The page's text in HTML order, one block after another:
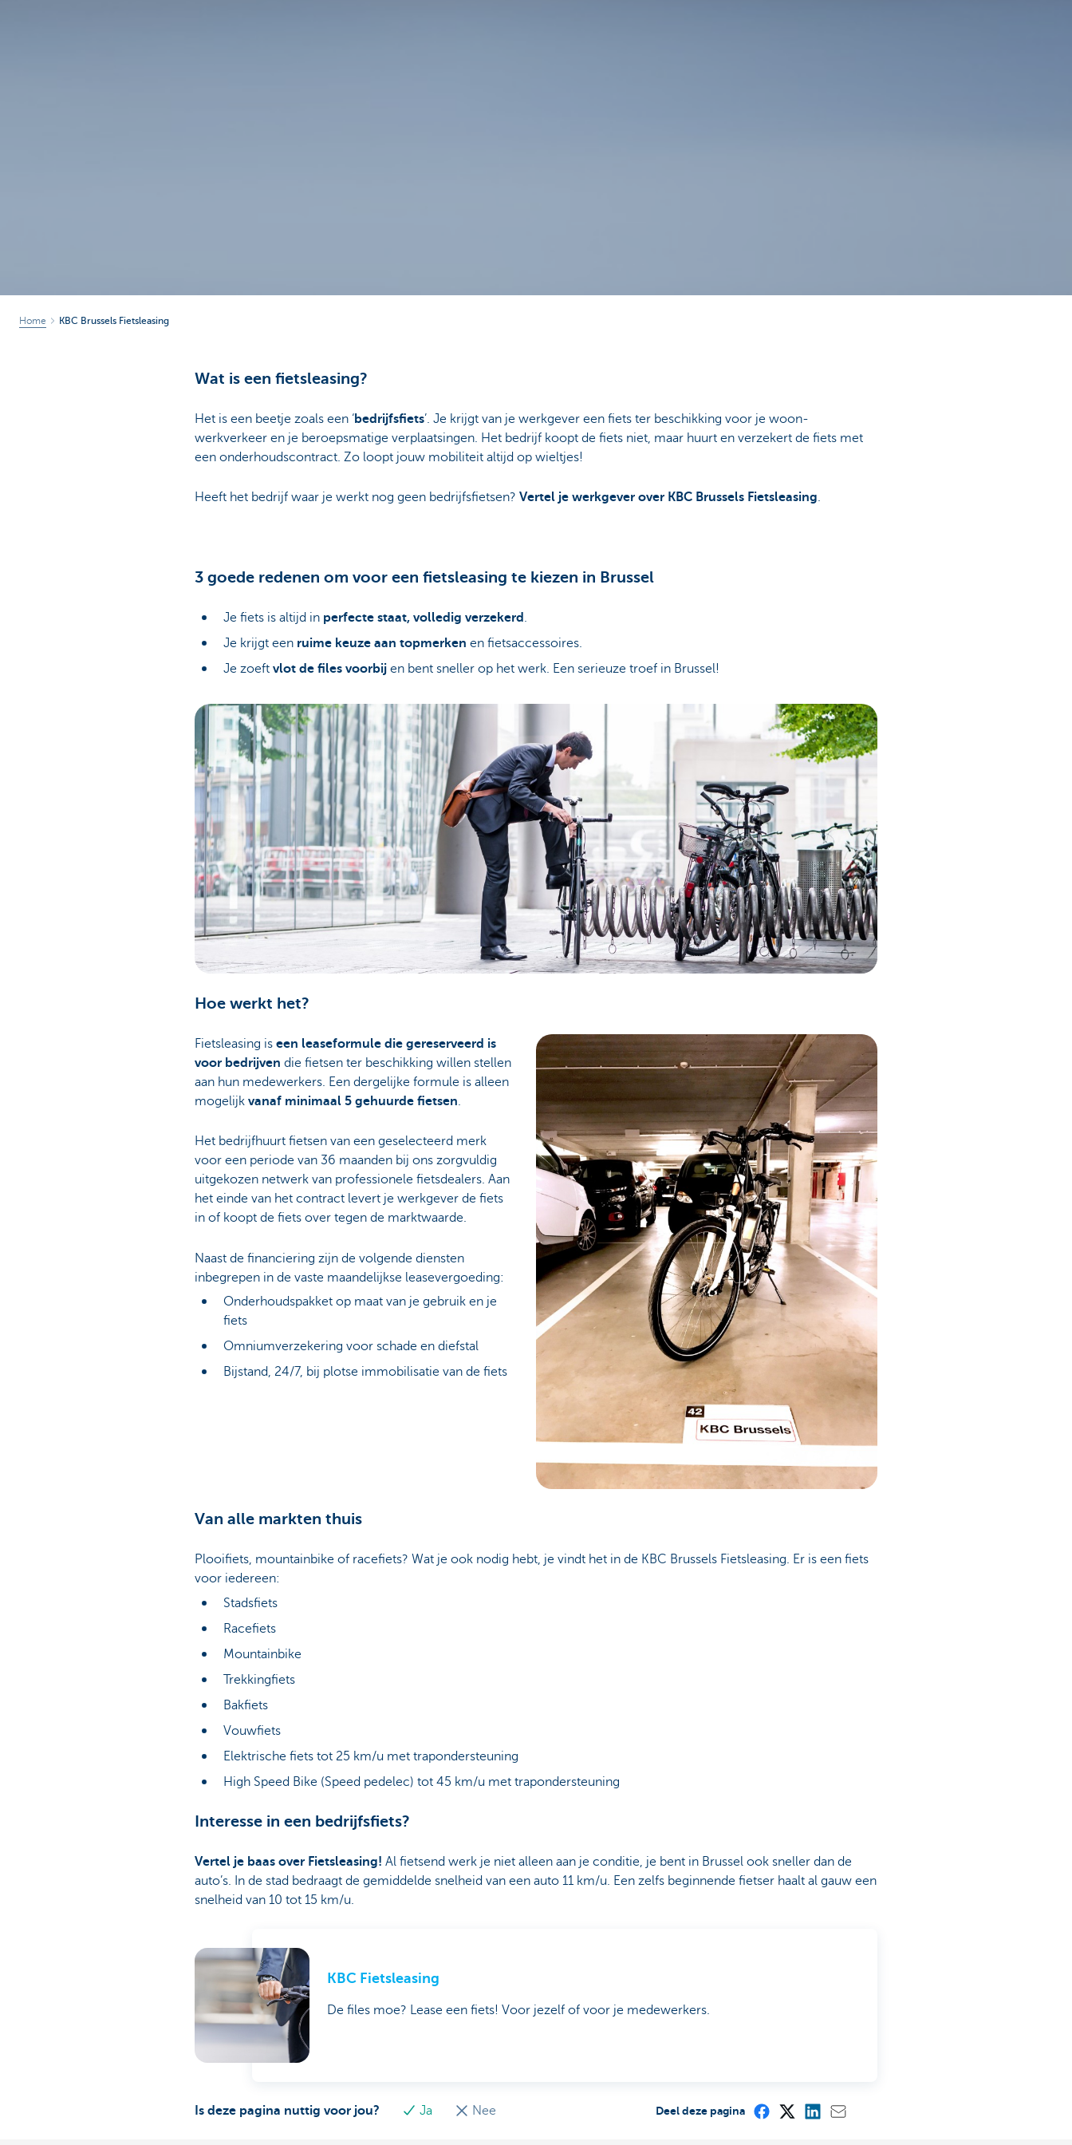
Home KBC Brussels Fietsleasing
Wat is een fietsleasing?
Het is een beetje zoals een ‘bedrijfsfiets’. Je krijgt van je werkgever een fiets ter beschikking voor je woon-
werkverkeer en je beroepsmatige verplaatsingen. Het bedrijf koopt de fiets niet, maar huurt en verzekert de fiets met
een onderhoudscontract. Zo loopt jouw mobiliteit altijd op wieltjes!
Heeft het bedrijf waar je werkt nog geen bedrijfsfietsen? Vertel je werkgever over KBC Brussels Fietsleasing.
3 goede redenen om voor een fietsleasing te kiezen in Brussel
Je fiets is altijd in perfecte staat, volledig verzekerd .
Je krijgt een ruime keuze aan topmerken en fietsaccessoires.
Je zoeft vlot de files voorbij en bent sneller op het werk. Een serieuze troef in Brussel!
Hoe werkt het?
Fietsleasing is een leaseformule die gereserveerd is
voor bedrijven die fietsen ter beschikking willen stellen
aan hun medewerkers. Een dergelijke formule is alleen
mogelijk vanaf minimaal 5 gehuurde fietsen.
Het bedrijfhuurt fietsen van een geselecteerd merk
voor een periode van 36 maanden bij ons zorgvuldig
uitgekozen netwerk van professionele fietsdealers. Aan
het einde van het contract levert je werkgever de fiets
in of koopt de fiets over tegen de marktwaarde.
Naast de financiering zijn de volgende diensten
inbegrepen in de vaste maandelijkse leasevergoeding:
Onderhoudspakket op maat van je gebruik en je
fiets
Omniumverzekering voor schade en diefstal
Bijstand, 24/7, bij plotse immobilisatie van de fiets
Van alle markten thuis
Plooifiets, mountainbike of racefiets? Wat je ook nodig hebt, je vindt het in de KBC Brussels Fietsleasing. Er is een fiets
voor iedereen:
Stadsfiets
Racefiets
Mountainbike
Trekkingfiets
Bakfiets
Vouwfiets
Elektrische fiets tot 25 km/u met trapondersteuning
High Speed Bike (Speed pedelec) tot 45 km/u met trapondersteuning
Interesse in een bedrijfsfiets?
Vertel je baas over Fietsleasing! Al fietsend werk je niet alleen aan je conditie, je bent in Brussel ook sneller dan de
auto’s. In de stad bedraagt de gemiddelde snelheid van een auto 11 km/u. Een zelfs beginnende fietser haalt al gauw een
snelheid van 10 tot 15 km/u.
KBC Fietsleasing
De files moe? Lease een fiets! Voor jezelf of voor je medewerkers.
Is deze pagina nuttig voor jou? Ja Nee Deel deze pagina